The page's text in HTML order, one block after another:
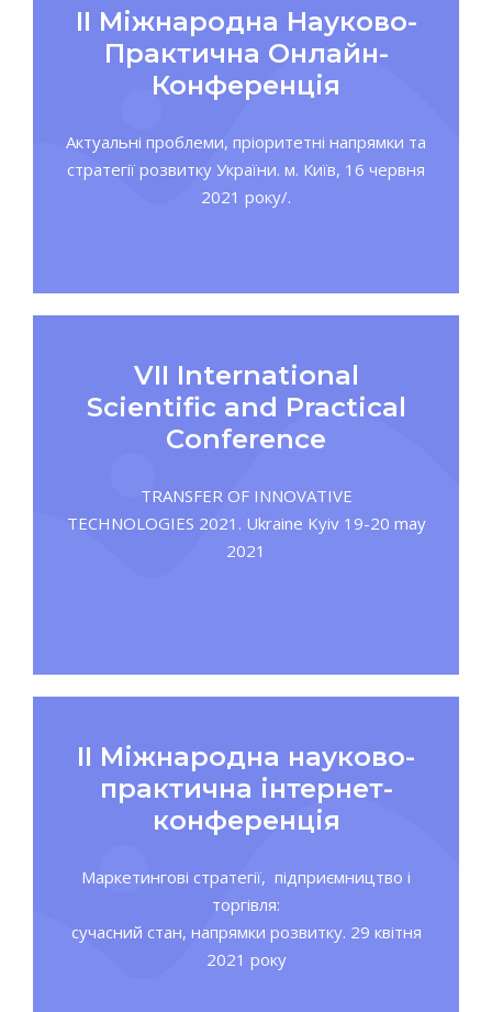
ІІ Міжнародна Науково-
Практична Онлайн-
Конференція
Актуальні проблеми, пріоритетні напрямки та
стратегії розвитку України. м. Київ, 16 червня
2021 року/.
VII International
Scientific and Practical
Conference
TRANSFER OF INNOVATIVE
TECHNOLOGIES 2021. Ukraine Kyiv 19-20 may
2021
ІІ Міжнародна науково-
практична інтернет-
конференція
Маркетингові стратегії, підприємництво і
торгівля:
сучасний стан, напрямки розвитку. 29 квітня
2021 року